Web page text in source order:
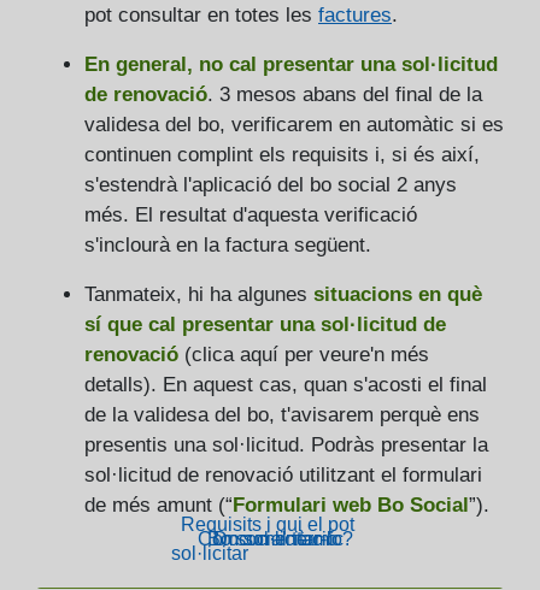
pot consultar en totes les factures.
En general, no cal presentar una sol·licitud
de renovació. 3 mesos abans del final de la
validesa del bo, verificarem en automàtic si es
continuen complint els requisits i, si és així,
s'estendrà l'aplicació del bo social 2 anys
més. El resultat d'aquesta verificació
s'inclourà en la factura següent.
Tanmateix, hi ha algunes situacions en què
sí que cal presentar una sol·licitud de
renovació (clica aquí per veure'n més
detalls). En aquest cas, quan s'acosti el final
de la validesa del bo, t'avisarem perquè ens
presentis una sol·licitud. Podràs presentar la
sol·licitud de renovació utilitzant el formulari
de més amunt (“Formulari web Bo Social”).
Requisits i qui el pot
sol·licitar
Documentació
Com sol·licitar-lo?
Bo social tèrmic